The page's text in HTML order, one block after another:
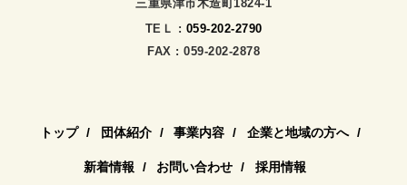
三重県津市木造町1824-1
TEＬ : 059-202-2790
FAX : 059-202-2878
トップ 団体紹介 事業内容 企業と地域の方へ
新着情報 お問い合わせ 採用情報